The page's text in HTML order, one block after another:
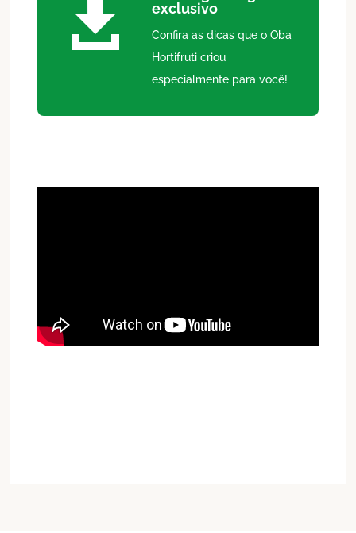

exclusivo
Confira as dicas que o Oba
Hortifruti criou
especialmente para você!